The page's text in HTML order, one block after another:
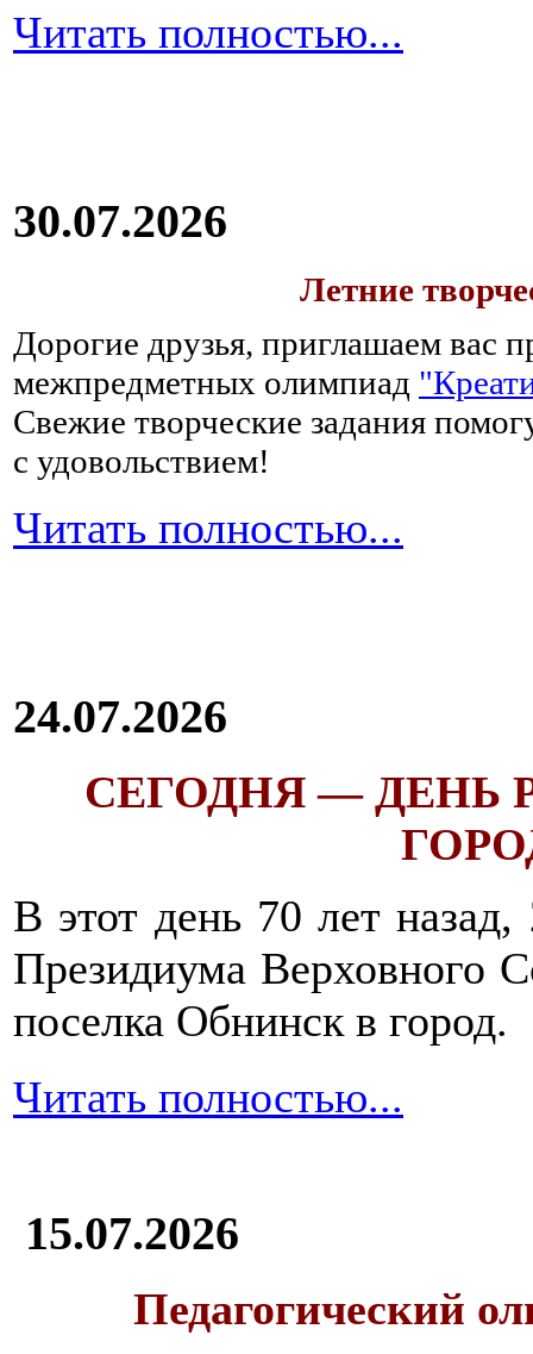
Читать полностью...
30.07.2026
Летние
Дорогие друзья, приглашаем вас
межпредметных олимпиад
Свежие творческие задания
с удовольствием!
Читать полностью...
24.07.2026
СЕГОДНЯ — ДЕНЬ
В этот день 70 лет
Президиума Верховного
поселка Обнинск в город.
Читать полностью...
15.07.2026
Педагогический